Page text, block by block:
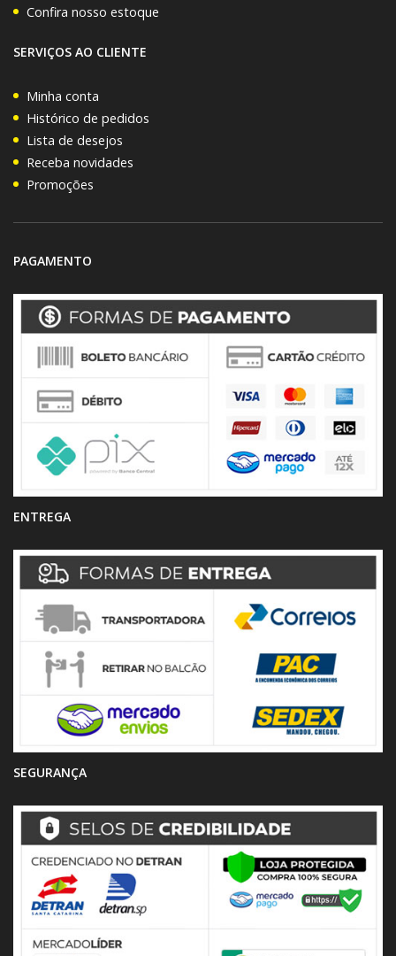
Confira nosso estoque
SERVIÇOS AO CLIENTE
Minha conta
Histórico de pedidos
Lista de desejos
Receba novidades
Promoções
PAGAMENTO
ENTREGA
SEGURANÇA